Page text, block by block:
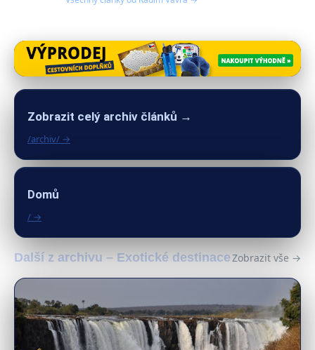
Zobrazit celý archiv článků →
/archiv/ →
Domů
/ →
Další z archivu – Exotické destinaceZobrazit vše →